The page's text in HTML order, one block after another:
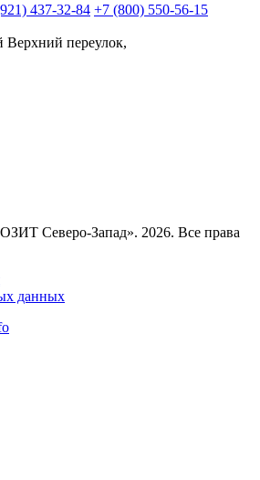
437-32-84 +7 (800) 550-56-15
Верхний переулок,
Северо-Запад». 2026. Все права
данных